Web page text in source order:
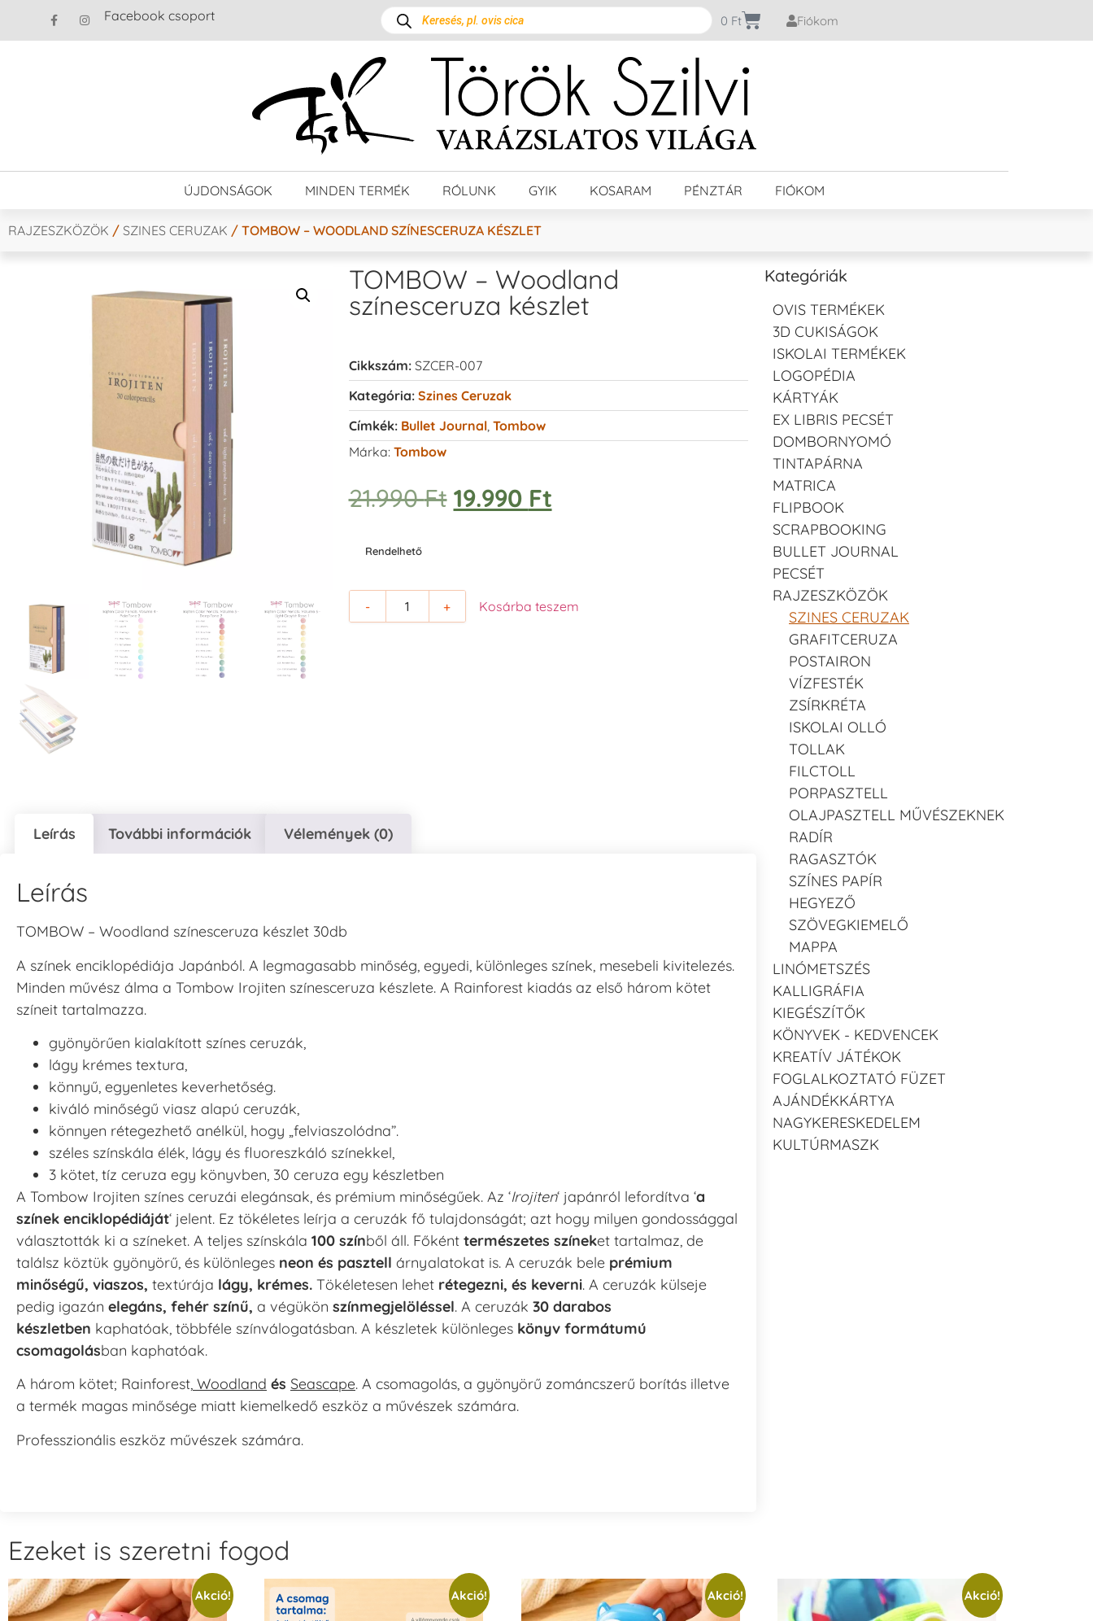
Facebook csoport 0 Ft Fiókom
ÚJDONSÁGOK MINDEN TERMÉK RÓLUNK GYIK KOSARAM PÉNZTÁR FIÓKOM
RAJZESZKÖZÖK / SZINES CERUZAK / TOMBOW – WOODLAND SZÍNESCERUZA KÉSZLET
TOMBOW – Woodland
színesceruza készlet
Cikkszám: SZCER-007
Kategória: Szines Ceruzak
Címkék: Bullet Journal, Tombow
Márka: Tombow
21.990Ft 19.990 Ft
Rendelhető
- + Kosárba teszem
Leírás További információk Vélemények (0)
Leírás
TOMBOW – Woodland színesceruza készlet 30db
A színek enciklopédiája Japánból. A legmagasabb minőség, egyedi, különleges színek, mesebeli kivitelezés.
Minden művész álma a Tombow Irojiten színesceruza készlete. A Rainforest kiadás az első három kötet
színeit tartalmazza.
gyönyörűen kialakított színes ceruzák,
lágy krémes textura,
könnyű, egyenletes keverhetőség.
kiváló minőségű viasz alapú ceruzák,
könnyen rétegezhető anélkül, hogy „felviaszolódna”.
széles színskála élék, lágy és fluoreszkáló színekkel,
3 kötet, tíz ceruza egy könyvben, 30 ceruza egy készletben
A Tombow Irojiten színes ceruzái elegánsak, és prémium minőségűek. Az ‘Irojiten‘ japánról lefordítva ‘a
színek enciklopédiáját‘ jelent. Ez tökéletes leírja a ceruzák fő tulajdonságát; azt hogy milyen gondossággal
választották ki a színeket. A teljes színskála 100 színből áll. Főként természetes színeket tartalmaz, de
találsz köztük gyönyörű, és különleges neon és pasztell árnyalatokat is. A ceruzák bele prémium
minőségű, viaszos, textúrája lágy, krémes. Tökéletesen lehet rétegezni, és keverni. A ceruzák külseje
pedig igazán elegáns, fehér színű, a végükön színmegjelöléssel. A ceruzák 30 darabos
készletben kaphatóak, többféle színválogatásban. A készletek különleges könyv formátumú
csomagolásban kaphatóak.
A három kötet; Rainforest, Woodland és Seascape. A csomagolás, a gyönyörű zománcszerű borítás illetve
a termék magas minősége miatt kiemelkedő eszköz a művészek számára.
Professzionális eszköz művészek számára.
Kategóriák
OVIS TERMÉKEK
3D CUKISÁGOK
ISKOLAI TERMÉKEK
LOGOPÉDIA
KÁRTYÁK
EX LIBRIS PECSÉT
DOMBORNYOMÓ
TINTAPÁRNA
MATRICA
FLIPBOOK
SCRAPBOOKING
BULLET JOURNAL
PECSÉT
RAJZESZKÖZÖK
SZINES CERUZAK
GRAFITCERUZA
POSTAIRON
VÍZFESTÉK
ZSÍRKRÉTA
ISKOLAI OLLÓ
TOLLAK
FILCTOLL
PORPASZTELL
OLAJPASZTELL MŰVÉSZEKNEK
RADÍR
RAGASZTÓK
SZÍNES PAPÍR
HEGYEZŐ
SZÖVEGKIEMELŐ
MAPPA
LINÓMETSZÉS
KALLIGRÁFIA
KIEGÉSZÍTŐK
KÖNYVEK - KEDVENCEK
KREATÍV JÁTÉKOK
FOGLALKOZTATÓ FÜZET
AJÁNDÉKKÁRTYA
NAGYKERESKEDELEM
KULTÚRMASZK
Ezeket is szeretni fogod
Akció! Akció! Akció! Akció!